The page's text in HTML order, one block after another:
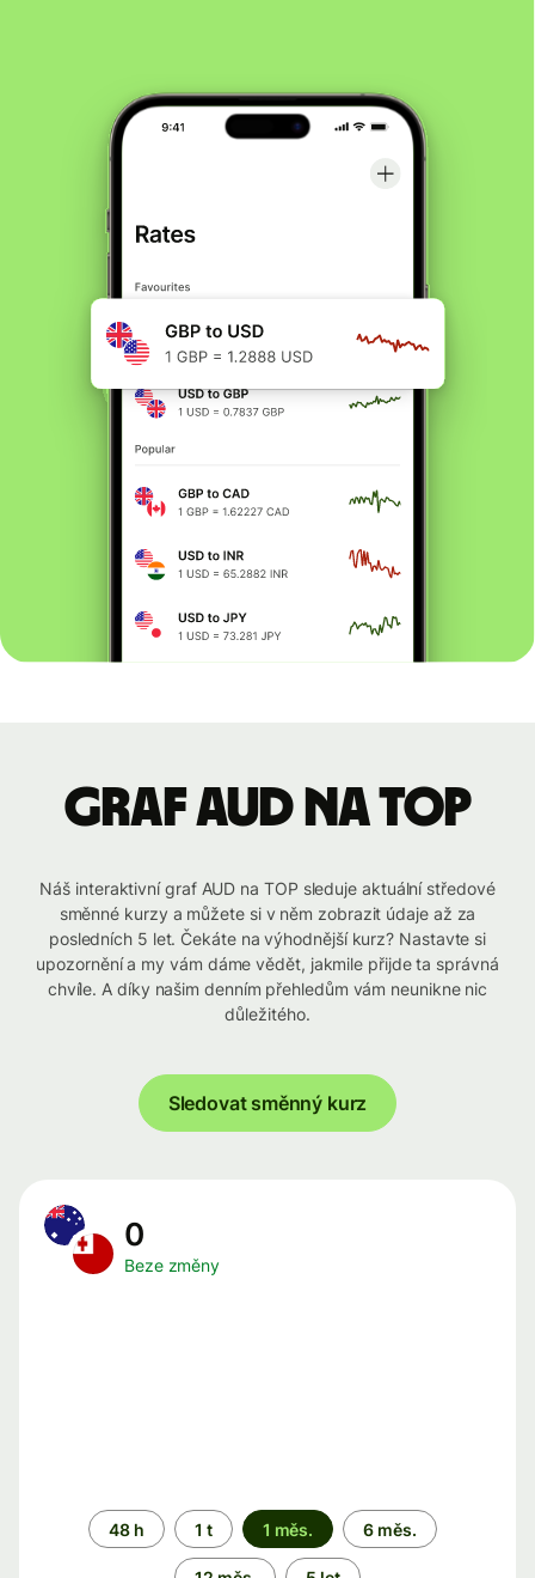
graf AUD na TOP
Náš interaktivní graf AUD na TOP sleduje aktuální středové
směnné kurzy a můžete si v něm zobrazit údaje až za
posledních 5 let. Čekáte na výhodnější kurz? Nastavte si
upozornění a my vám dáme vědět, jakmile přijde ta správná
chvíle. A díky našim denním přehledům vám neunikne nic
důležitého.
Sledovat směnný kurz
0
Beze změny
Časové
období
48 h 1 t 1 měs. 6 měs.